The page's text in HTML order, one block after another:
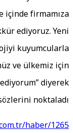
içinde
ediyoruz.
ve ülkemiz
ediyorum”
sözlerini
haber/